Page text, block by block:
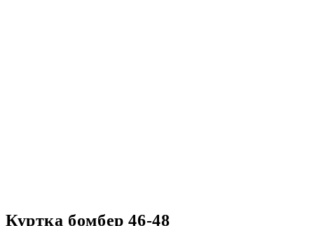
Куртка бомбер 46-48